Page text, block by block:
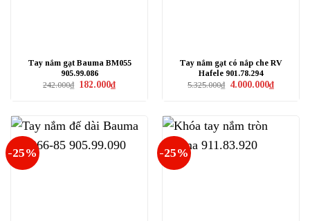
Tay nắm gạt Bauma BM055
905.99.086
242.000₫ Giá
182.000₫Giá
hiện
Tay nắm gạt có nắp che RV
Hafele 901.78.294
5.325.000₫ Giá
4.000.000₫Giá
hiện
-25% -25%